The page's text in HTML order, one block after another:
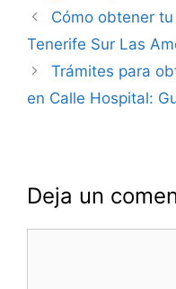
Navegación
de
Cómo obtener
Tenerife Sur Las
Trámites para
en Calle Hospital:
Deja un